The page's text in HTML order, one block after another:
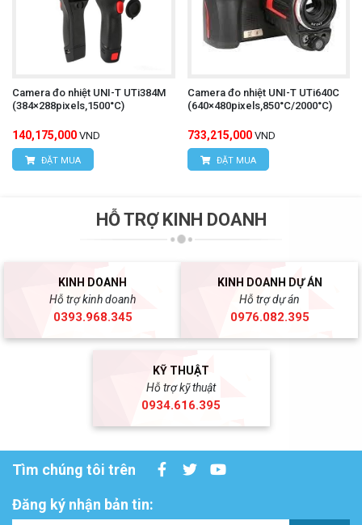
Camera đo nhiệt UNI-T UTi384M
(384×288pixels,1500°C)
140,175,000 VND
ĐẶT MUA
Camera đo nhiệt UNI-T UTi640C
(640×480pixels,850°C/2000°C)
733,215,000 VND
ĐẶT MUA
HỖ TRỢ KINH DOANH
KINH DOANH
Hỗ trợ kinh doanh
0393.968.345
KINH DOANH DỰ ÁN
Hỗ trợ dự án
0976.082.395
KỸ THUẬT
Hỗ trợ kỹ thuật
0934.616.395
Tìm chúng tôi trên
Đăng ký nhận bản tin: